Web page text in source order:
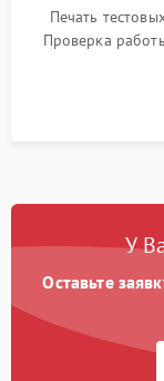
Печать
Проверка
качества
У
Оставьте